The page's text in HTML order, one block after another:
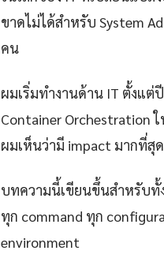
ขาดไม่ได้สำหรับ System
คน
ผมเริ่มทำงานด้าน IT ตั้งแต่
Container Orchestration
ผมเห็นว่ามี impact มากที่สุ
บทความนี้เขียนขึ้นสำหรับทั้
ทุก command ทุก
environment